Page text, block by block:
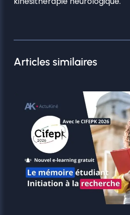
Articles similaires